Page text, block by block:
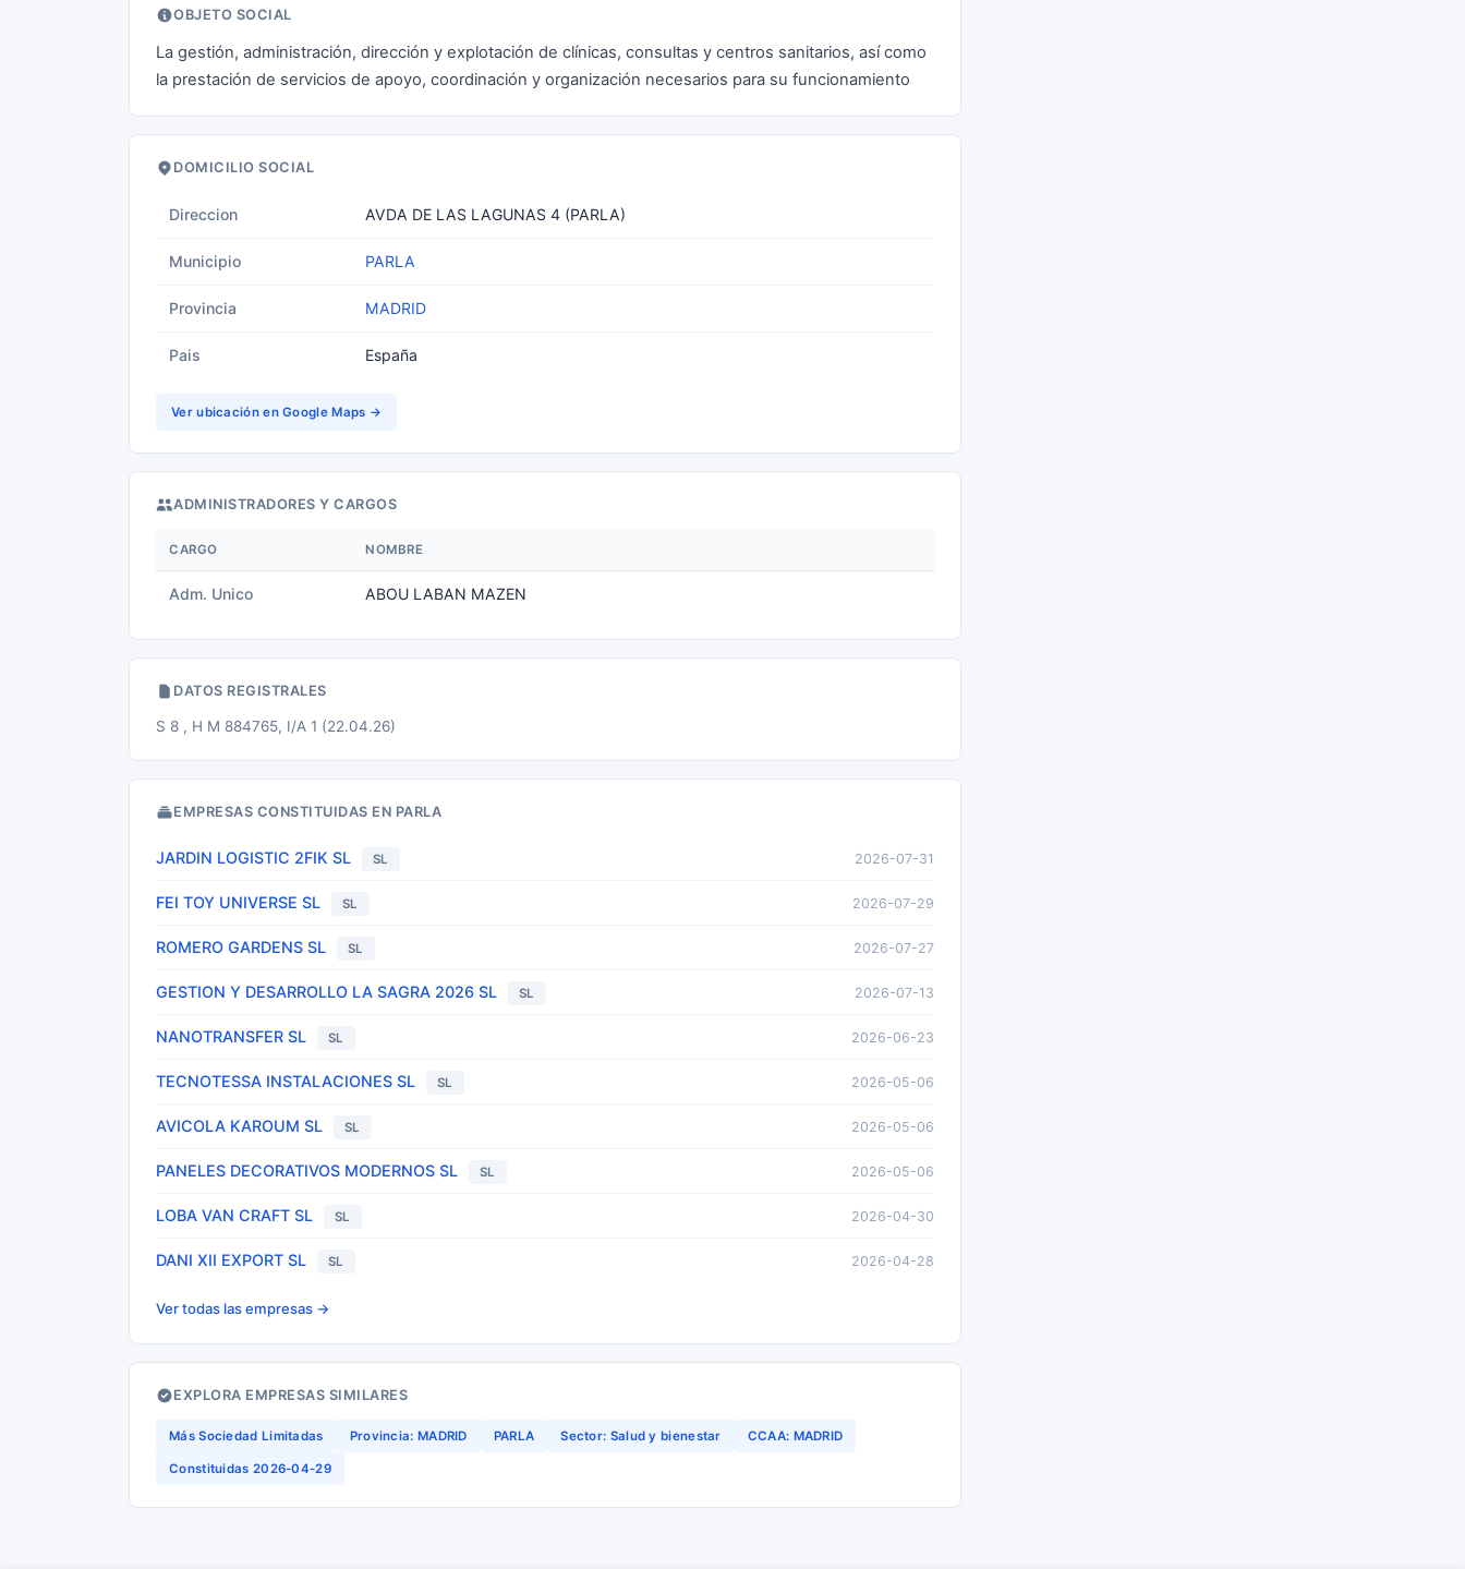
OBJETO SOCIAL
La gestión, administración, dirección y explotación de clínicas, consultas y centros sanitarios, así como
la prestación de servicios de apoyo, coordinación y organización necesarios para su funcionamiento
DOMICILIO SOCIAL
Direccion AVDA DE LAS LAGUNAS 4 (PARLA)
Municipio PARLA
Provincia MADRID
Pais España
Ver ubicación en Google Maps →
ADMINISTRADORES Y CARGOS
CARGO NOMBRE
Adm. Unico ABOU LABAN MAZEN
DATOS REGISTRALES
S 8 , H M 884765, I/A 1 (22.04.26)
EMPRESAS CONSTITUIDAS EN PARLA
JARDIN LOGISTIC 2FIK SL SL 2026-07-31
FEI TOY UNIVERSE SL SL 2026-07-29
ROMERO GARDENS SL SL 2026-07-27
GESTION Y DESARROLLO LA SAGRA 2026 SL SL 2026-07-13
NANOTRANSFER SL SL 2026-06-23
TECNOTESSA INSTALACIONES SL SL 2026-05-06
AVICOLA KAROUM SL SL 2026-05-06
PANELES DECORATIVOS MODERNOS SL SL 2026-05-06
LOBA VAN CRAFT SL SL 2026-04-30
DANI XII EXPORT SL SL 2026-04-28
Ver todas las empresas →
EXPLORA EMPRESAS SIMILARES
Más Sociedad Limitadas Provincia: MADRID PARLA Sector: Salud y bienestar CCAA: MADRID
Constituidas 2026-04-29